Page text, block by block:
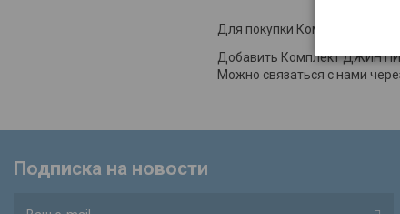
Для покупки Комплект ДЖИН
Добавить Комплект ДЖИН
Можно связаться с нами
Подписка на новости